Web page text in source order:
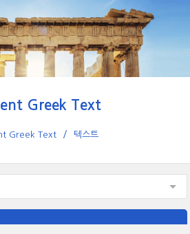
Greek Text
Greek Text 텍스트